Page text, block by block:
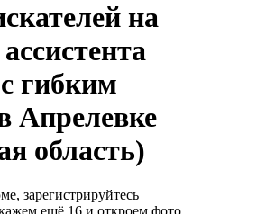
на
гибким
Апрелевке
область)
зарегистрируйтесь
ещё 16 и откроем фото